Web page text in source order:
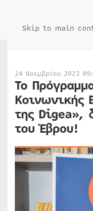
Skip to main
24 Νοεμβρίου 2023
Το
Κοινωνικής
της Digea»,
του Έβρου!